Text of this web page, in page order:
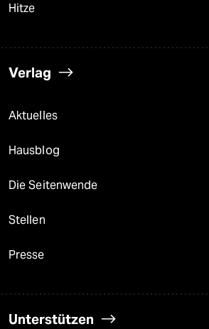
Hitze
Verlag
Aktuelles
Hausblog
Die Seitenwende
Stellen
Presse
Unterstützen